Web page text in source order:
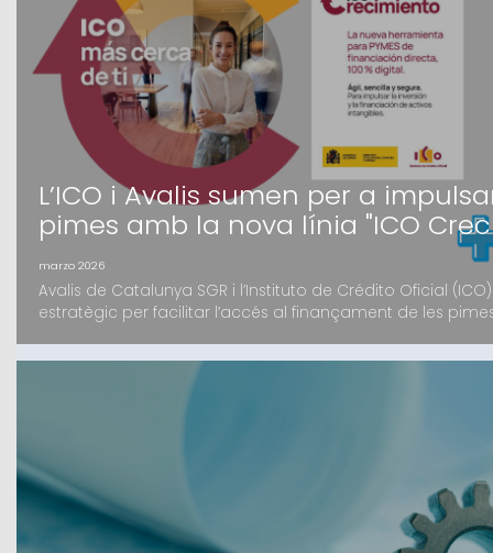
L’ICO i Avalis sumen per a
pimes amb la nova línia "ICO
marzo 2026
Avalis de Catalunya SGR i l’Instituto de Crédito Oficial
estratègic per facilitar l’accés al finançament de les
el suport de la garantia d’Avalis.L’ob